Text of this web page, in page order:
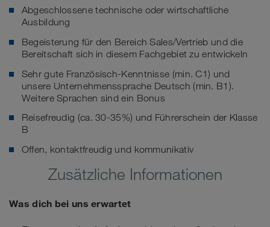
Abgeschlossene technische oder wirtschaftliche
Ausbildung
Begeisterung für den Bereich Sales/Vertrieb und die
Bereitschaft sich in diesem Fachgebiet zu entwickeln
Sehr gute Französisch-Kenntnisse (min. C1) und
unsere Unternehmenssprache Deutsch (min. B1).
Weitere Sprachen sind ein Bonus
Reisefreudig (ca. 30-35%) und Führerschein der Klasse
B
Offen, kontaktfreudig und kommunikativ
Zusätzliche Informationen
Was dich bei uns erwartet